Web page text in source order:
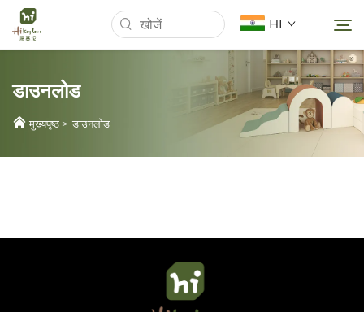
HI
हमारे बारे में
डाउनलोड
मुख्यपृष्ठ > डाउनलोड